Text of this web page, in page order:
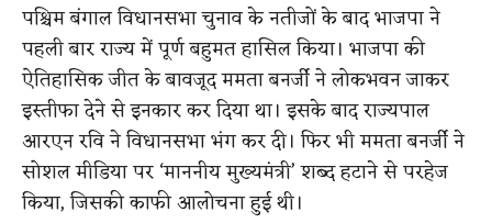
पश्चिम बंगाल विधानसभा चुनाव के नतीजों के बाद भाजपा ने
पहली बार राज्य में पूर्ण बहुमत हासिल किया। भाजपा की
ऐतिहासिक जीत के बावजूद ममता बनर्जी ने लोकभवन जाकर
इस्तीफा देने से इनकार कर दिया था। इसके बाद राज्यपाल
आरएन रवि ने विधानसभा भंग कर दी। फिर भी ममता बनर्जी ने
सोशल मीडिया पर ‘माननीय मुख्यमंत्री’ शब्द हटाने से परहेज
किया, जिसकी काफी आलोचना हुई थी।